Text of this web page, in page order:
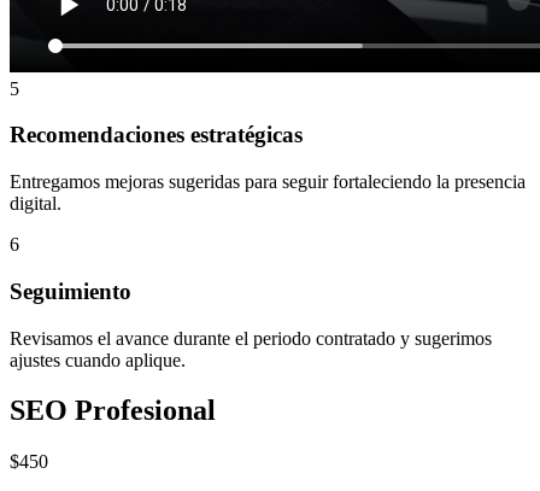
Organizamos el contenido para que comunique mejor y tenga más
intención de búsqueda.
5
Recomendaciones estratégicas
Entregamos mejoras sugeridas para seguir fortaleciendo la presencia
digital.
6
Seguimiento
Revisamos el avance durante el periodo contratado y sugerimos
ajustes cuando aplique.
SEO Profesional
$450